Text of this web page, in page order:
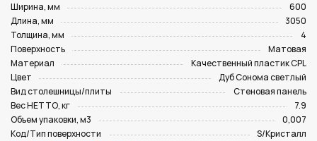
Ширина, мм
600
Длина, мм
3050
Толщина, мм
4
Поверхность
Матовая
Материал
Качественный пластик CPL
Цвет
Дуб Сонома светлый
Вид столешницы/плиты
Стеновая панель
Вес НЕТТО, кг
7.9
Объем упаковки, м3
0,007
Код/Тип поверхности
S/Кристалл